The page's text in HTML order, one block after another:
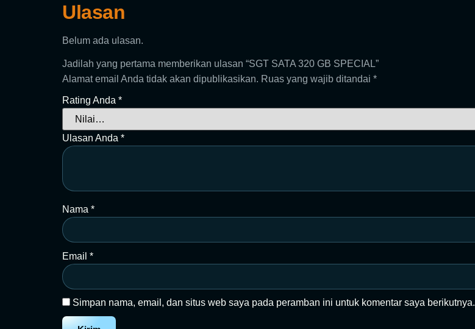
Ulasan
Belum ada ulasan.
Jadilah yang pertama memberikan ulasan “SGT SATA 320 GB SPECIAL”
Alamat email Anda tidak akan dipublikasikan. Ruas yang wajib ditandai *
Rating Anda *
Ulasan Anda *
Nama *
Email *
Simpan nama, email, dan situs web saya pada peramban ini untuk komentar saya berikutnya.